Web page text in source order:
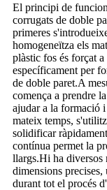
El principi de
corrugats de doble
primeres
homogeneïtza els
plàstic fos és forçat
específicament per
de doble paret.A
comença a prendre
ajudar a la formació
mateix temps,
solidificar
contínua permet la
llargs.Hi ha diversos
dimensions
durant tot el procés